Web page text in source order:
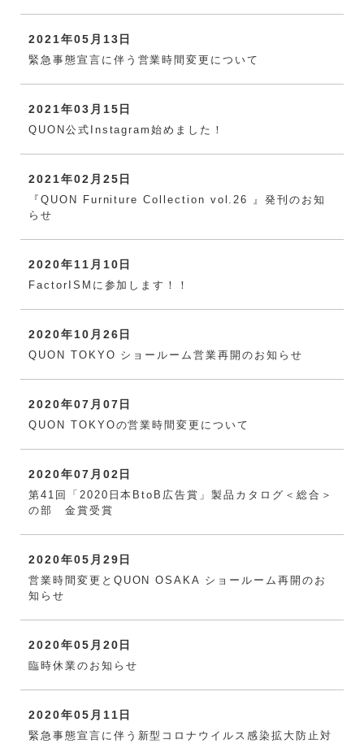
2021年05月13日
緊急事態宣言に伴う営業時間変更について
2021年03月15日
QUON公式Instagram始めました！
2021年02月25日
『QUON Furniture Collection vol.26 』発刊のお知
らせ
2020年11月10日
FactorISMに参加します！！
2020年10月26日
QUON TOKYO ショールーム営業再開のお知らせ
2020年07月07日
QUON TOKYOの営業時間変更について
2020年07月02日
第41回「2020日本BtoB広告賞」製品カタログ＜総合＞
の部 金賞受賞
2020年05月29日
営業時間変更とQUON OSAKA ショールーム再開のお
知らせ
2020年05月20日
臨時休業のお知らせ
2020年05月11日
緊急事態宣言に伴う新型コロナウイルス感染拡大防止対